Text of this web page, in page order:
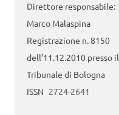
Direttore responsabile:
Marco Malaspina
Registrazione n. 8150
dell’11.12.2010 presso il
Tribunale di Bologna
ISSN 2724-2641